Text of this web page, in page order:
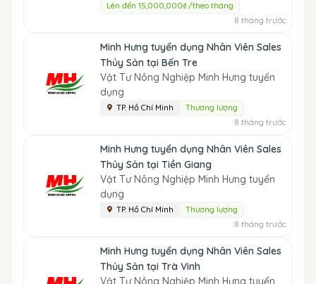
Lên đến 15,000,000₫ /theo tháng
8 tháng trước
Minh Hưng tuyển dụng Nhân Viên Sales
Thủy Sản tại Bến Tre
Vật Tư Nông Nghiệp Minh Hưng tuyển
dụng
TP. Hồ Chí Minh Thương lượng
8 tháng trước
Minh Hưng tuyển dụng Nhân Viên Sales
Thủy Sản tại Tiền Giang
Vật Tư Nông Nghiệp Minh Hưng tuyển
dụng
TP. Hồ Chí Minh Thương lượng
8 tháng trước
Minh Hưng tuyển dụng Nhân Viên Sales
Thủy Sản tại Trà Vinh
Vật Tư Nông Nghiệp Minh Hưng tuyển